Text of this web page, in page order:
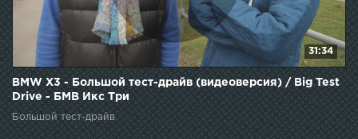
31:34
BMW X3 - Большой тест-драйв (видеоверсия) / Big Test
Drive - БМВ Икс Три
Большой тест-драйв